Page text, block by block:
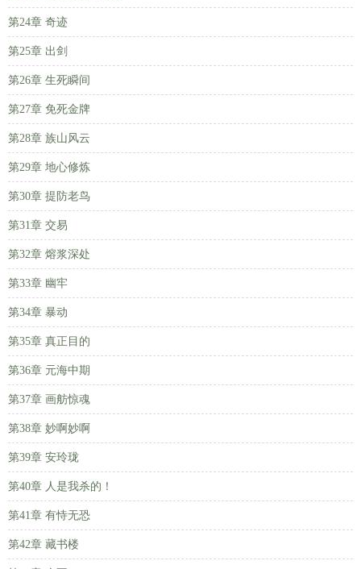
第24章 奇迹
第25章 出剑
第26章 生死瞬间
第27章 免死金牌
第28章 族山风云
第29章 地心修炼
第30章 提防老鸟
第31章 交易
第32章 熔浆深处
第33章 幽牢
第34章 暴动
第35章 真正目的
第36章 元海中期
第37章 画舫惊魂
第38章 妙啊妙啊
第39章 安玲珑
第40章 人是我杀的！
第41章 有恃无恐
第42章 藏书楼